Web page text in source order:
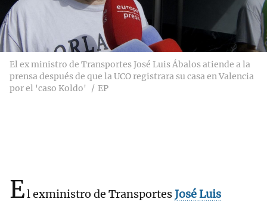
El ex ministro de Transportes José Luis Ábalos atiende a la
prensa después de que la UCO registrara su casa en Valencia
por el 'caso Koldo'
EP
El exministro de TransportesJosé Luis